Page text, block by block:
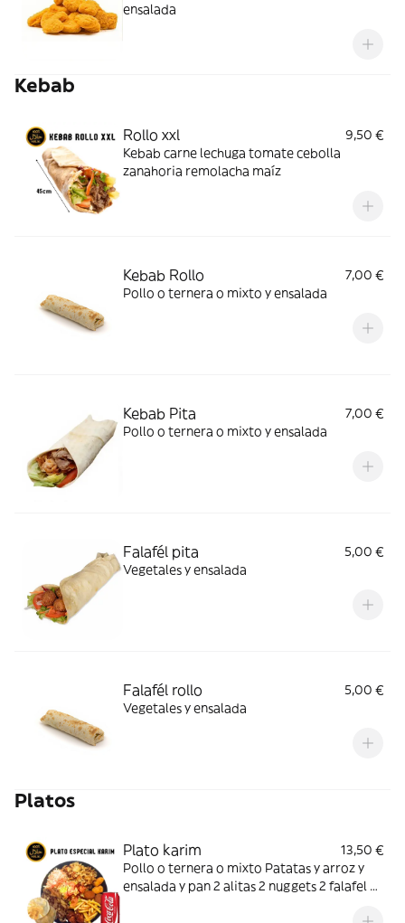
ensalada
Kebab
Rollo xxl
9,50 €
Kebab carne lechuga tomate cebolla
zanahoria remolacha maíz
Kebab Rollo
7,00 €
Pollo o ternera o mixto y ensalada
Kebab Pita
7,00 €
Pollo o ternera o mixto y ensalada
Falafél pita
5,00 €
Vegetales y ensalada
Falafél rollo
5,00 €
Vegetales y ensalada
Platos
Plato karim
13,50 €
Pollo o ternera o mixto Patatas y arroz y
ensalada y pan 2 alitas 2 nuggets 2 falafel y